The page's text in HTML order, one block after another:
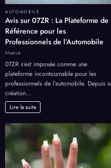
AUTOMOBILE
Avis sur 07ZR : La Plateforme de
Référence pour les
Professionnels de l’Automobile
Maeva
07ZR s’est imposée comme une
plateforme incontournable pour les
professionnels de l’automobile. Depuis
création…
Lire la suite